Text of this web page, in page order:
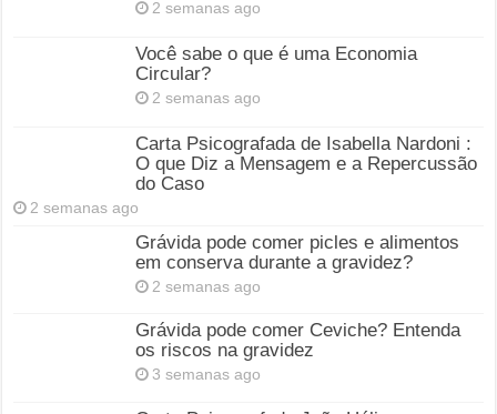
2 semanas ago
Você sabe o que é uma Economia
Circular?
2 semanas ago
Carta Psicografada de Isabella Nardoni :
O que Diz a Mensagem e a Repercussão
do Caso
2 semanas ago
Grávida pode comer picles e alimentos
em conserva durante a gravidez?
2 semanas ago
Grávida pode comer Ceviche? Entenda
os riscos na gravidez
3 semanas ago